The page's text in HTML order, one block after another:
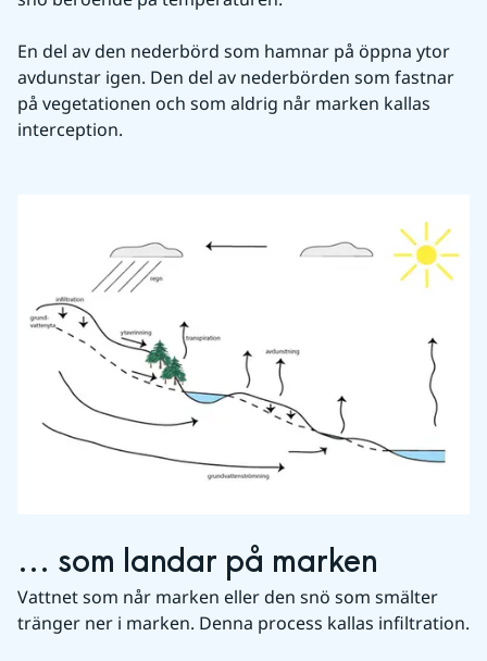
En del av den nederbörd som hamnar på öppna ytor
avdunstar igen. Den del av nederbörden som fastnar
på vegetationen och som aldrig når marken kallas
interception.
... som landar på marken
Vattnet som når marken eller den snö som smälter
tränger ner i marken. Denna process kallas infiltration.